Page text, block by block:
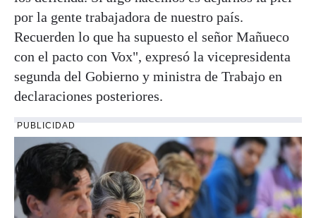
por la gente trabajadora de nuestro país.
Recuerden lo que ha supuesto el señor Mañueco
con el pacto con Vox", expresó la vicepresidenta
segunda del Gobierno y ministra de Trabajo en
declaraciones posteriores.
PUBLICIDAD